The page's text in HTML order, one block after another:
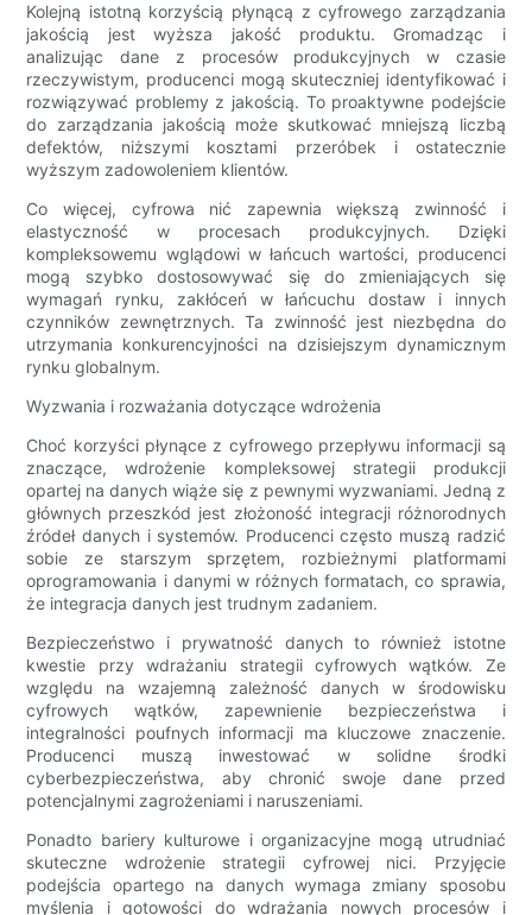
Kolejną istotną korzyścią płynącą z cyfrowego zarządzania
jakością jest wyższa jakość produktu. Gromadząc i
analizując dane z procesów produkcyjnych w czasie
rzeczywistym, producenci mogą skuteczniej identyfikować i
rozwiązywać problemy z jakością. To proaktywne podejście
do zarządzania jakością może skutkować mniejszą liczbą
defektów, niższymi kosztami przeróbek i ostatecznie
wyższym zadowoleniem klientów.
Co więcej, cyfrowa nić zapewnia większą zwinność i
elastyczność w procesach produkcyjnych. Dzięki
kompleksowemu wglądowi w łańcuch wartości, producenci
mogą szybko dostosowywać się do zmieniających się
wymagań rynku, zakłóceń w łańcuchu dostaw i innych
czynników zewnętrznych. Ta zwinność jest niezbędna do
utrzymania konkurencyjności na dzisiejszym dynamicznym
rynku globalnym.
Wyzwania i rozważania dotyczące wdrożenia
Choć korzyści płynące z cyfrowego przepływu informacji są
znaczące, wdrożenie kompleksowej strategii produkcji
opartej na danych wiąże się z pewnymi wyzwaniami. Jedną z
głównych przeszkód jest złożoność integracji różnorodnych
źródeł danych i systemów. Producenci często muszą radzić
sobie ze starszym sprzętem, rozbieżnymi platformami
oprogramowania i danymi w różnych formatach, co sprawia,
że ​​integracja danych jest trudnym zadaniem.
Bezpieczeństwo i prywatność danych to również istotne
kwestie przy wdrażaniu strategii cyfrowych wątków. Ze
względu na wzajemną zależność danych w środowisku
cyfrowych wątków, zapewnienie bezpieczeństwa i
integralności poufnych informacji ma kluczowe znaczenie.
Producenci muszą inwestować w solidne środki
cyberbezpieczeństwa, aby chronić swoje dane przed
potencjalnymi zagrożeniami i naruszeniami.
Ponadto bariery kulturowe i organizacyjne mogą utrudniać
skuteczne wdrożenie strategii cyfrowej nici. Przyjęcie
podejścia opartego na danych wymaga zmiany sposobu
myślenia i gotowości do wdrażania nowych procesów i